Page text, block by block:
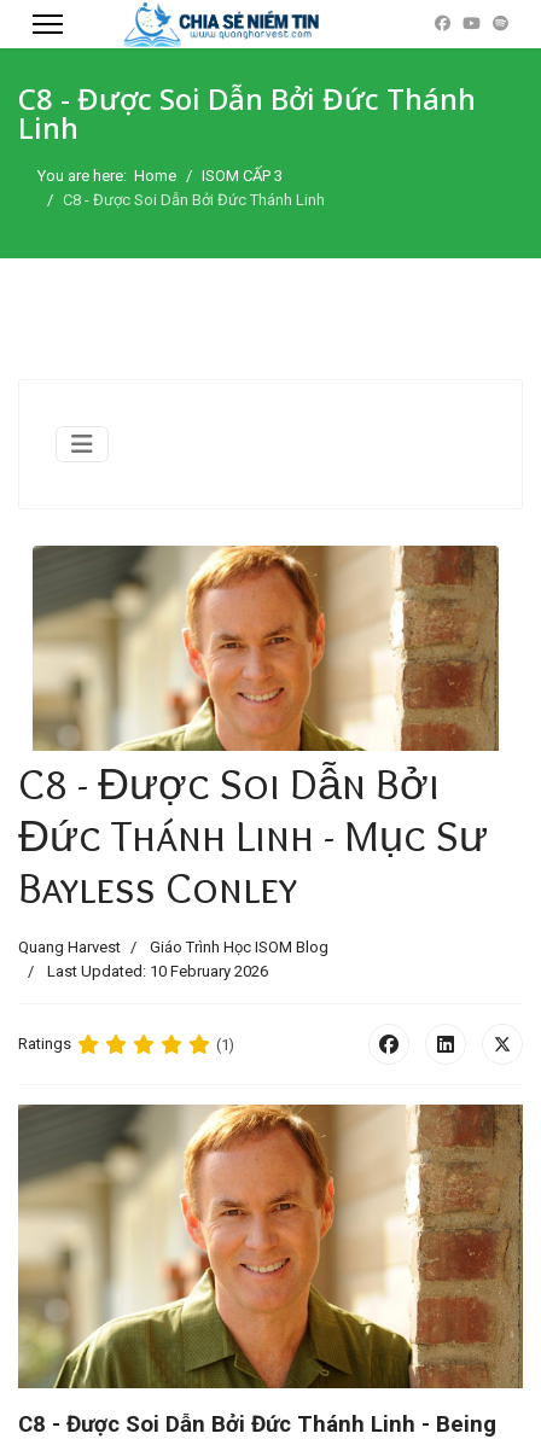
C8 - Được Soi Dẫn Bởi Đức Thánh
Linh
You are here: Home
ISOM CẤP 3
C8 - Được Soi Dẫn Bởi Đức Thánh Linh
C8 - Được Soi Dẫn Bởi
Đức Thánh Linh - Mục Sư
Bayless Conley
Quang Harvest
Giáo Trình Học ISOM Blog
Last Updated: 10 February 2026
Ratings (1)
C8 - Được Soi Dẫn Bởi Đức Thánh Linh - Being